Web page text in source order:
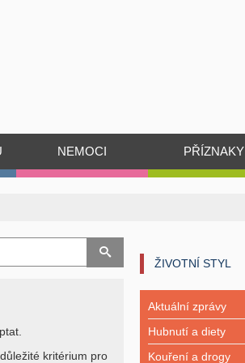
NEMOCI PŘÍZNAKY
kritérium pro
ŽIVOTNÍ STYL
Aktuální zprávy
Hubnutí a diety
Kouření a drogy